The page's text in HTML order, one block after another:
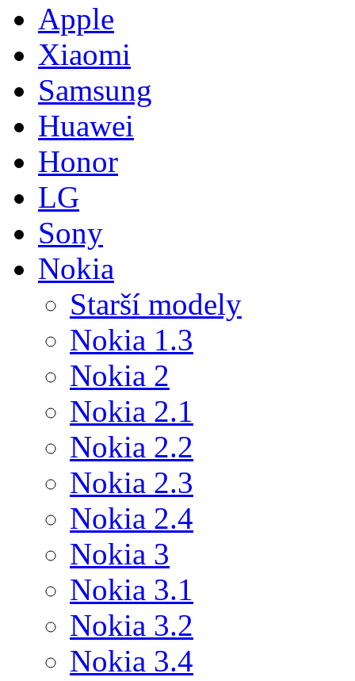
Apple
Xiaomi
Samsung
Huawei
Honor
LG
Sony
Nokia
Starší modely
Nokia 1.3
Nokia 2
Nokia 2.1
Nokia 2.2
Nokia 2.3
Nokia 2.4
Nokia 3
Nokia 3.1
Nokia 3.2
Nokia 3.4